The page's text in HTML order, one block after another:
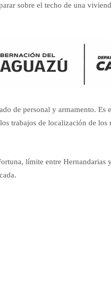
sobre el techo de una
de personal y armamento. Es
trabajos de localización de los
límite entre Hernandarias